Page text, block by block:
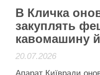
В Кличка
закуплять
кавомашину
20.07.2026